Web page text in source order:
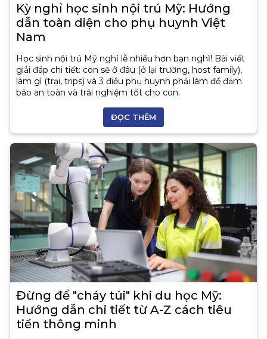
Kỳ nghỉ học sinh nội trú Mỹ: Hướng
dẫn toàn diện cho phụ huynh Việt
Nam
Học sinh nội trú Mỹ nghỉ lễ nhiều hơn bạn nghĩ! Bài viết
giải đáp chi tiết: con sẽ ở đâu (ở lại trường, host family),
làm gì (trại, trips) và 3 điều phụ huynh phải làm để đảm
bảo an toàn và trải nghiệm tốt cho con.
ĐỌC THÊM
Đừng để "cháy túi" khi du học Mỹ:
Hướng dẫn chi tiết từ A-Z cách tiêu
tiền thông minh